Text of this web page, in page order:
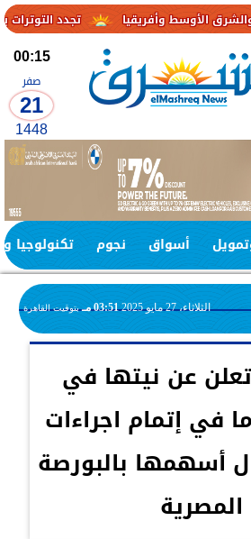
تجدد التوترات يخفض صادرات النفط
00:15
صفر
21
1448
أسواق نجوم تكنولوجيا
الثلاثاء، 27 مايو 2025 03:51 مـ بتوقيت القاهرة
تعلن عن نيتها في
في إتمام اجراءات
أسهمها بالبورصة
المصرية